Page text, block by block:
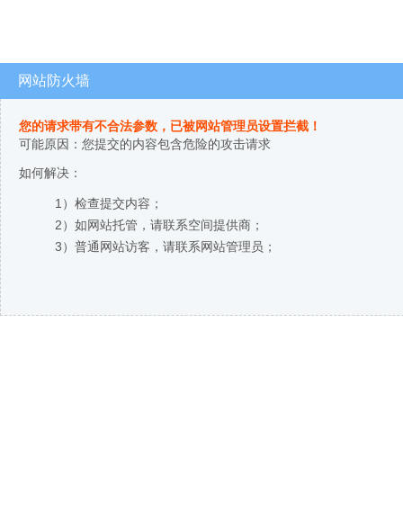
网站防火墙
您的请求带有不合法参数，已被网站管理员设置拦截！
可能原因：您提交的内容包含危险的攻击请求
如何解决：
1）检查提交内容；
2）如网站托管，请联系空间提供商；
3）普通网站访客，请联系网站管理员；